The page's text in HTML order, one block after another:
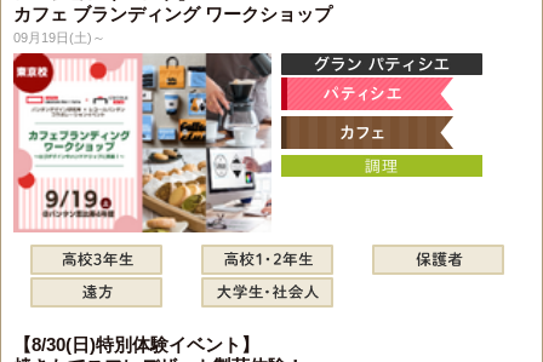
カフェ ブランディング ワークショップ
09月19日(土)～
【8/30(日)特別体験イベント】